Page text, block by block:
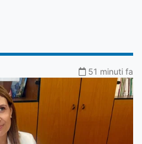
51 minuti fa